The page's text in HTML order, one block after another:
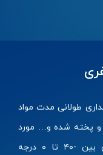
طولانی مدت مواد
و پخته شده و… مورد
استفاده قرار می‌گیرد و بازه دمایی آن بین -۴۰ تا ۰ درجه